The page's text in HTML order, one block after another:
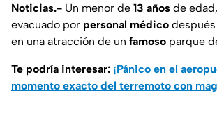
Noticias.- Un menor de 13 años de
evacuado por personal médico
en una atracción de un famoso parque
Te podría interesar: ¡Pánico en el
momento exacto del terremoto con